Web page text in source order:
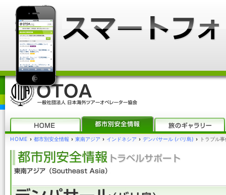
HOME › 都市別安全情報 › 東南アジア › インドネシア › デンパサール (バリ島) › トラブル